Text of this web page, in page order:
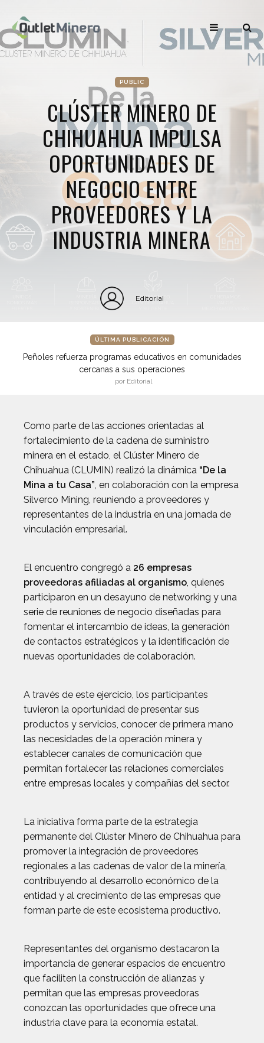
PUBLIC
CLÚSTER MINERO DE
CHIHUAHUA IMPULSA
OPORTUNIDADES DE
NEGOCIO ENTRE
PROVEEDORES Y LA
INDUSTRIA MINERA
Editorial
ÚLTIMA PUBLICACIÓN
Peñoles refuerza programas educativos en comunidades
cercanas a sus operaciones
por Editorial
Como parte de las acciones orientadas al
fortalecimiento de la cadena de suministro
minera en el estado, el Clúster Minero de
Chihuahua (CLUMIN) realizó la dinámica “De la
Mina a tu Casa”, en colaboración con la empresa
Silverco Mining, reuniendo a proveedores y
representantes de la industria en una jornada de
vinculación empresarial.
El encuentro congregó a 26 empresas
proveedoras afiliadas al organismo, quienes
participaron en un desayuno de networking y una
serie de reuniones de negocio diseñadas para
fomentar el intercambio de ideas, la generación
de contactos estratégicos y la identificación de
nuevas oportunidades de colaboración.
A través de este ejercicio, los participantes
tuvieron la oportunidad de presentar sus
productos y servicios, conocer de primera mano
las necesidades de la operación minera y
establecer canales de comunicación que
permitan fortalecer las relaciones comerciales
entre empresas locales y compañías del sector.
La iniciativa forma parte de la estrategia
permanente del Clúster Minero de Chihuahua para
promover la integración de proveedores
regionales a las cadenas de valor de la minería,
contribuyendo al desarrollo económico de la
entidad y al crecimiento de las empresas que
forman parte de este ecosistema productivo.
Representantes del organismo destacaron la
importancia de generar espacios de encuentro
que faciliten la construcción de alianzas y
permitan que las empresas proveedoras
conozcan las oportunidades que ofrece una
industria clave para la economía estatal.